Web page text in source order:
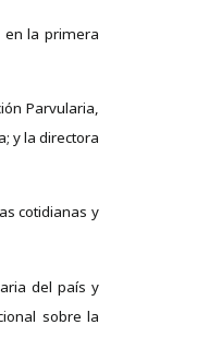
en la primera
Parvularia,
y la directora
cotidianas y
del país y
sobre la